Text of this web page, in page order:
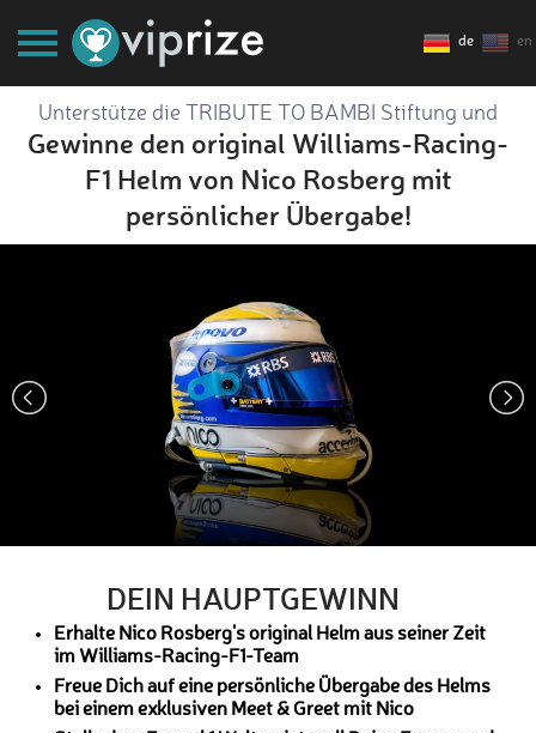
de en
Unterstütze die TRIBUTE TO BAMBI Stiftung und
Gewinne den original Williams-Racing-
F1 Helm von Nico Rosberg mit
persönlicher Übergabe!
DEIN HAUPTGEWINN
Erhalte Nico Rosberg's original Helm aus seiner Zeit
im Williams-Racing-F1-Team
Freue Dich auf eine persönliche Übergabe des Helms
bei einem exklusiven Meet & Greet mit Nico